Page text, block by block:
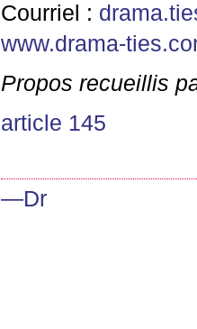
Courriel :
www.drama-
Propos recueillis
article 145
—Dr